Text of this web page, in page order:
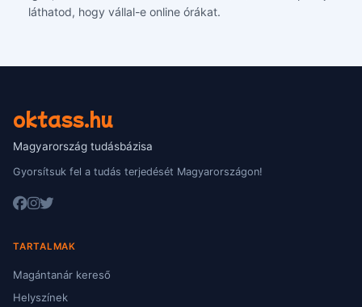
láthatod, hogy vállal-e online órákat.
oktass.hu
Magyarország tudásbázisa
Gyorsítsuk fel a tudás terjedését Magyarországon!
TARTALMAK
Magántanár kereső
Helyszínek